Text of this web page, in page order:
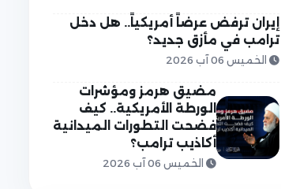
إيران ترفض عرضاً أمريكياً.. هل دخل
ترامب في مأزق جديد؟
الخميس 06 آب 2026
مضيق هرمز ومؤشرات
الورطة الأمريكية.. كيف
فضحت التطورات الميدانية
أكاذيب ترامب؟
الخميس 06 آب 2026